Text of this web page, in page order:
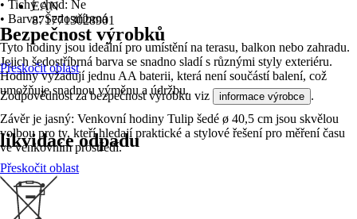
EAN
8717713028901
• Tichý chod: Ne
• Barva: Šedostříbrná
Tyto hodiny jsou ideální pro umístění na terasu, balkon nebo zahradu.
Jejich šedostříbrná barva se snadno sladí s různými styly exteriéru.
Hodiny vyžadují jednu AA baterii, která není součástí balení, což
umožňuje snadnou výměnu a údržbu.
Závěr je jasný: Venkovní hodiny Tulip šedé ø 40,5 cm jsou skvělou
volbou pro ty, kteří hledají praktické a stylové řešení pro měření času
ve venkovním prostředí.
Bezpečnost výrobků
Přeskočit oblast
Zodpovědnost za bezpečnost výrobku viz informace výrobce .
likvidace odpadu
Přeskočit oblast